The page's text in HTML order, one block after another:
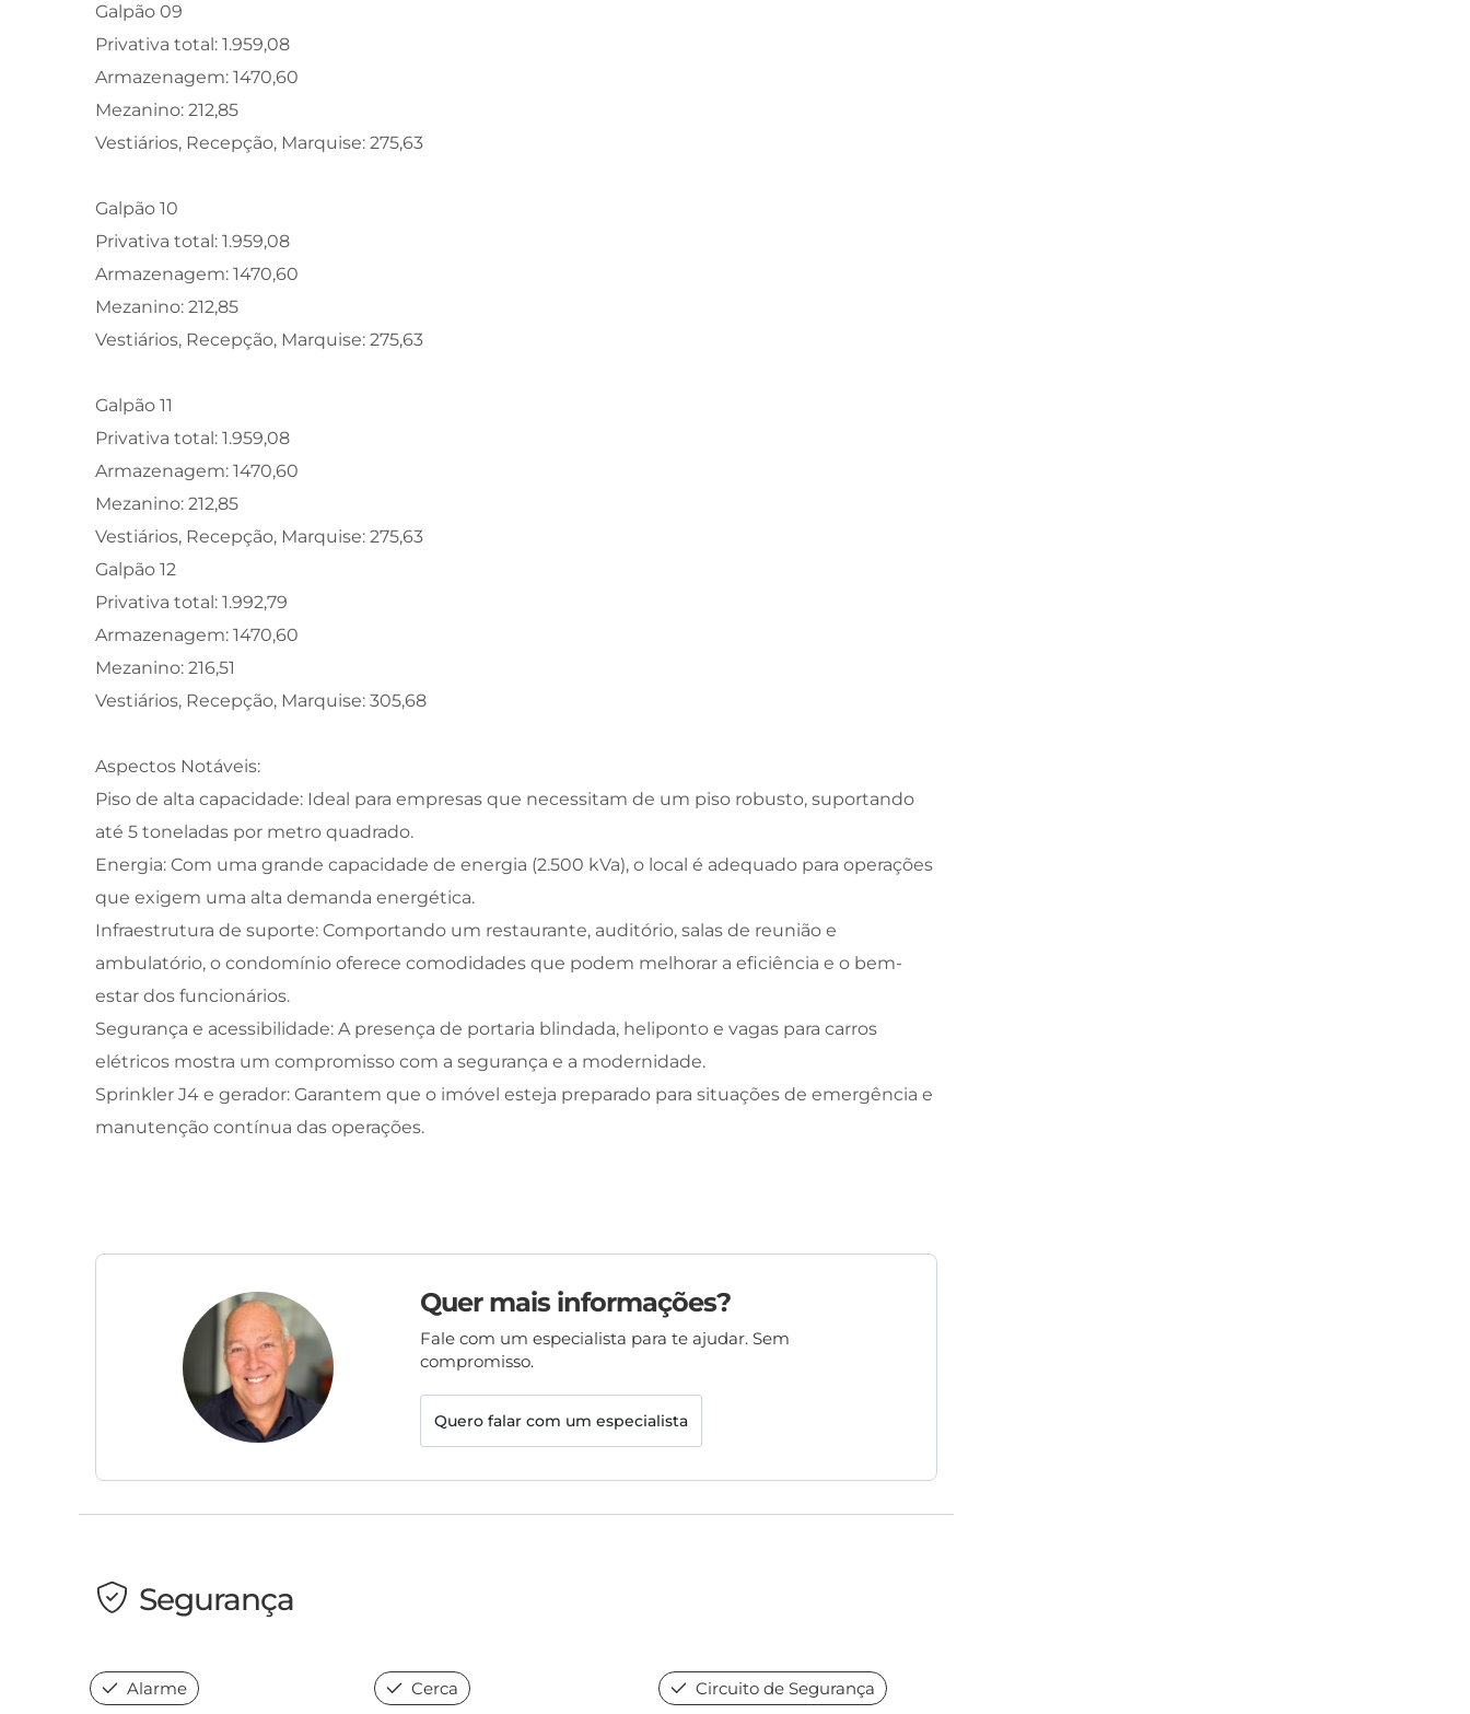
Galpão 09
Privativa total: 1.959,08
Armazenagem: 1470,60
Mezanino: 212,85
Vestiários, Recepção, Marquise: 275,63
Galpão 10
Privativa total: 1.959,08
Armazenagem: 1470,60
Mezanino: 212,85
Vestiários, Recepção, Marquise: 275,63
Galpão 11
Privativa total: 1.959,08
Armazenagem: 1470,60
Mezanino: 212,85
Vestiários, Recepção, Marquise: 275,63
Galpão 12
Privativa total: 1.992,79
Armazenagem: 1470,60
Mezanino: 216,51
Vestiários, Recepção, Marquise: 305,68
Aspectos Notáveis:
Piso de alta capacidade: Ideal para empresas que necessitam de um piso robusto, suportando
até 5 toneladas por metro quadrado.
Energia: Com uma grande capacidade de energia (2.500 kVa), o local é adequado para operações
que exigem uma alta demanda energética.
Infraestrutura de suporte: Comportando um restaurante, auditório, salas de reunião e
ambulatório, o condomínio oferece comodidades que podem melhorar a eficiência e o bem-
estar dos funcionários.
Segurança e acessibilidade: A presença de portaria blindada, heliponto e vagas para carros
elétricos mostra um compromisso com a segurança e a modernidade.
Sprinkler J4 e gerador: Garantem que o imóvel esteja preparado para situações de emergência e
manutenção contínua das operações.
Quer mais informações?
Fale com um especialista para te ajudar. Sem
compromisso.
Quero falar com um especialista
Segurança
Alarme Cerca Circuito de Segurança